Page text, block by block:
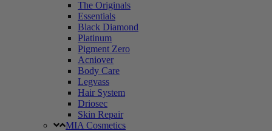
The Originals
Essentials
Black Diamond
Platinum
Pigment Zero
Acniover
Body Care
Legvass
Hair System
Driosec
Skin Repair
MIA Cosmetics